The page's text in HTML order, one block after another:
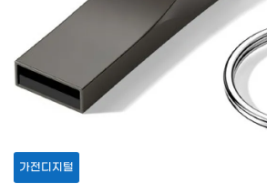
가전디지털